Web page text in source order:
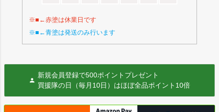
※■←赤塗は休業日です
※■←青塗は発送のみ行います
新規会員登録で500ポイントプレゼント
買援隊の日（毎月10日）はほぼ全品ポイント10倍